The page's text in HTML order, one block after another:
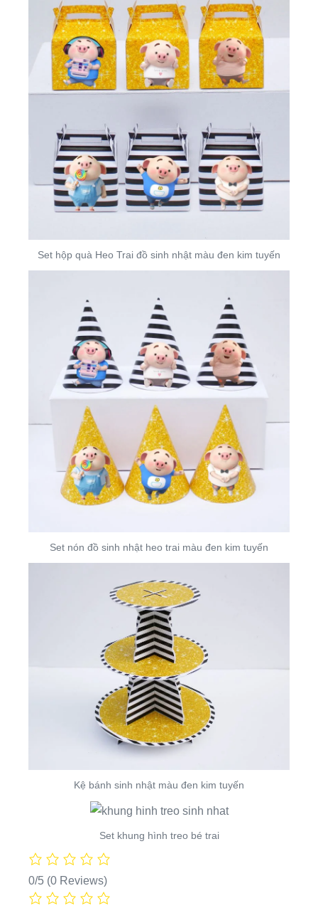
Set hộp quà Heo Trai đồ sinh nhật màu đen kim tuyến
Set nón đồ sinh nhật heo trai màu đen kim tuyến
Kệ bánh sinh nhật màu đen kim tuyến
Set khung hình treo bé trai
0/5 (0 Reviews)